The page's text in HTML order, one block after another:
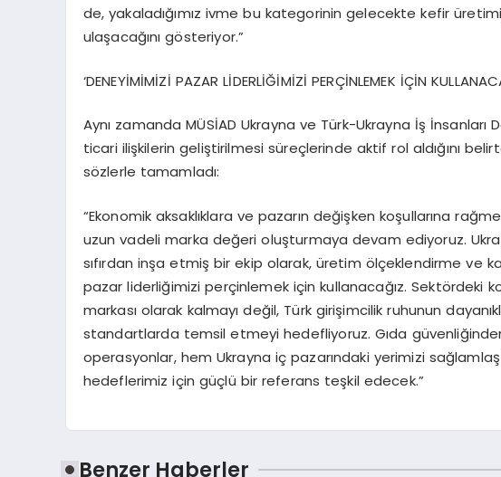
de, yakaladığımız ivme bu kategorinin gelecekte kefir
ulaşacağını gösteriyor.”
‘DENEYİMİMİZİ PAZAR LİDERLİĞİMİZİ PERÇİNLEMEK İÇİN
Aynı zamanda MÜSİAD Ukrayna ve Türk-Ukrayna İş
ticari ilişkilerin geliştirilmesi süreçlerinde aktif rol aldığını
sözlerle tamamladı:
“Ekonomik aksaklıklara ve pazarın değişken koşullarına
uzun vadeli marka değeri oluşturmaya devam ediyoruz.
sıfırdan inşa etmiş bir ekip olarak, üretim ölçeklendirme ve
pazar liderliğimizi perçinlemek için kullanacağız. Sektördeki
markası olarak kalmayı değil, Türk girişimcilik ruhunun
standartlarda temsil etmeyi hedefliyoruz. Gıda
operasyonlar, hem Ukrayna iç pazarındaki yerimizi
hedeflerimiz için güçlü bir referans teşkil edecek.”
Benzer Haberler